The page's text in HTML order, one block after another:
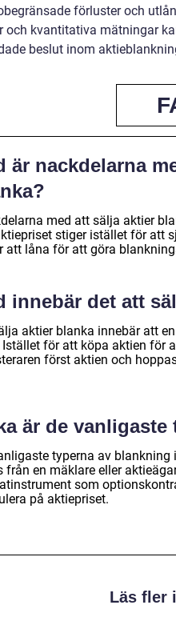
förluster och
och kvantitativa mätningar
beslut inom
är nackdelarna
med att sälja aktier
stiger istället för att
att låna för att göra
innebär det att
aktier blanka innebär att
Istället för att köpa aktien för
först aktien och
är de
typerna av
från en mäklare eller
som
på aktiepriset.
Läs fler